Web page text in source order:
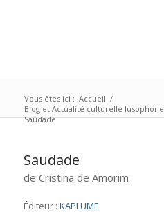
Vous êtes ici : Accueil /
Blog et Actualité culturelle lusophone
Saudade
Saudade
de Cristina de Amorim
Éditeur : KAPLUME